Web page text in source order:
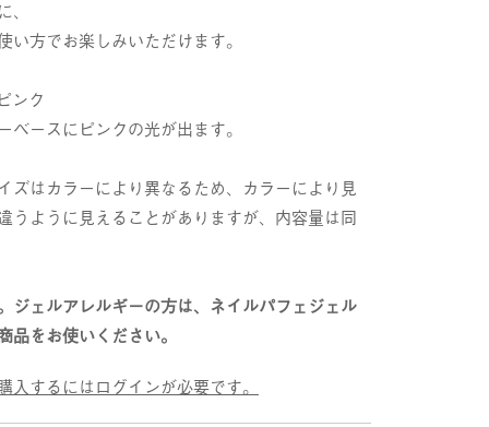
い方でお楽しみいただけます。
ンク
ベースにピンクの光が出ます。
ズはカラーにより異なるため、カラーにより見
うように見えることがありますが、内容量は同
ジェルアレルギーの方は、ネイルパフェジェル
品をお使いください。
入するにはログインが必要です。